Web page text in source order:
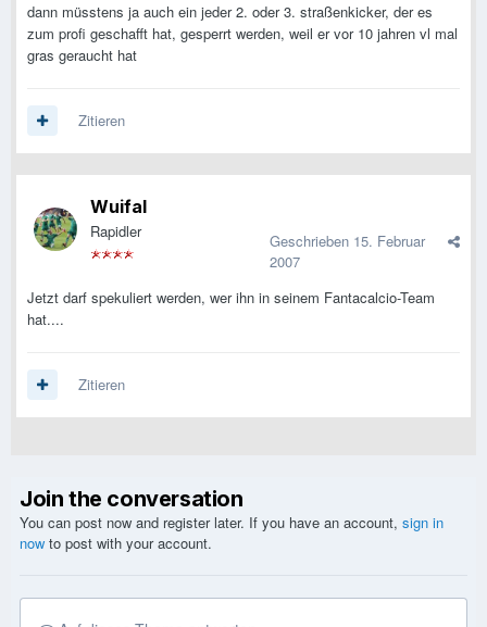
dann müsstens ja auch ein jeder 2. oder 3. straßenkicker, der es
zum profi geschafft hat, gesperrt werden, weil er vor 10 jahren vl mal
gras geraucht hat
Zitieren
Wuifal
Rapidler Geschrieben 15. Februar
2007
Jetzt darf spekuliert werden, wer ihn in seinem Fantacalcio-Team
hat....
Zitieren
Join the conversation
You can post now and register later. If you have an account, sign in
now to post with your account.